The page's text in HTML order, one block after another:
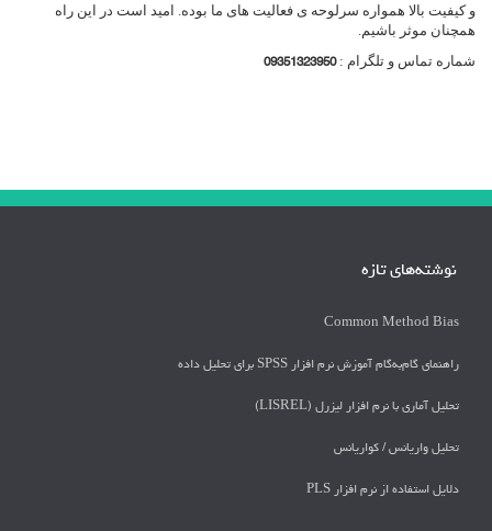
و کیفیت بالا همواره سرلوحه ی فعالیت های ما بوده. امید است در این راه
همچنان موثر باشیم.
شماره تماس و تلگرام :09351323950
نوشته‌های تازه
Common Method Bias
راهنمای گام‌به‌گام آموزش نرم افزار SPSS برای تحلیل داده
تحلیل آماری با نرم افزار لیزرل (LISREL)
تحليل واريانس / كواريانس
دلايل استفاده از نرم افزار PLS